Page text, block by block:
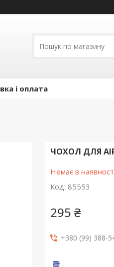
і оплата
ЧОХОЛ ДЛЯ
Немає в
Код: 85553
295 ₴
+380 (99) 388-